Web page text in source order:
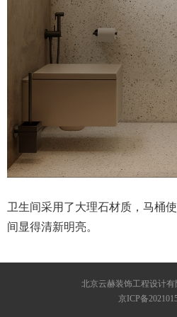
卫生间采用了大理石材质，马桶
间显得清新明亮。
北京云赫装饰工程设计
京ICP备